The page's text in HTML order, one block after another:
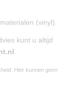
(vinyl).
kunt u altijd
Hier kunnen geen